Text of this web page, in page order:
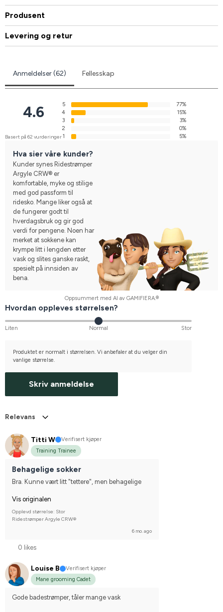
Produsent
Levering og retur
Anmeldelser (62) Fellesskap
4.6
Basert på 62 vurderinger
5
77%
4
15%
3
3%
2
0%
1
5%
Hva sier våre kunder?
Kunder synes Ridestrømper
Argyle CRW® er
komfortable, myke og stilige
med god passform til
ridesko. Mange liker også at
de fungerer godt til
hverdagsbruk og gir god
verdi for pengene. Noen har
merket at sokkene kan
krympe litt i lengden etter
vask og slites ganske raskt,
spesielt på innsiden av
bena.
Oppsummert med AI av GAMIFIERA.®
Hvordan oppleves størrelsen?
Liten Normal Stor
Produktet er normalt i størrelsen. Vi anbefaler at du velger din
vanlige størrelse.
Skriv anmeldelse
Relevans
Titti W
Verifisert kjøper
Training Trainee
Behagelige sokker
Bra. Kunne vært litt "tettere", men behagelige
Vis originalen
Opplevd størrelse: Stor
Ridestrømper Argyle CRW®
6 mo. ago
0 likes
Louise B
Verifisert kjøper
Mane grooming Cadet
Gode badestrømper, tåler mange vask